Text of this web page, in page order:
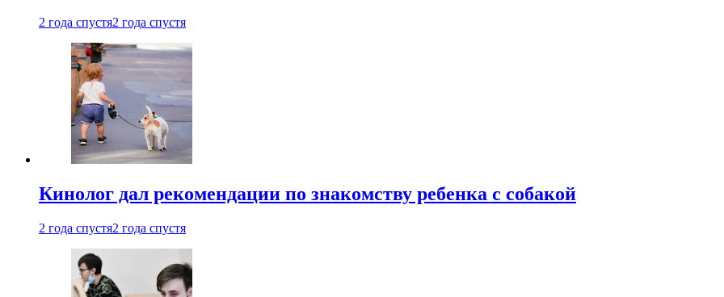
2 года спустя2 года спустя
Кинолог дал рекомендации по знакомству ребенка с собакой
2 года спустя2 года спустя